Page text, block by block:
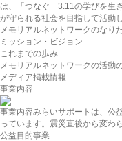
は、「つなぐ 3.11の学びを生
が守られる社会を目指して活動
メモリアルネットワークのなり
ミッション・ビジョン
これまでの歩み
メモリアルネットワークの活動
メディア掲載情報
事業内容
事業内容みらいサポートは、公
っています。震災直後から変わ
公益目的事業